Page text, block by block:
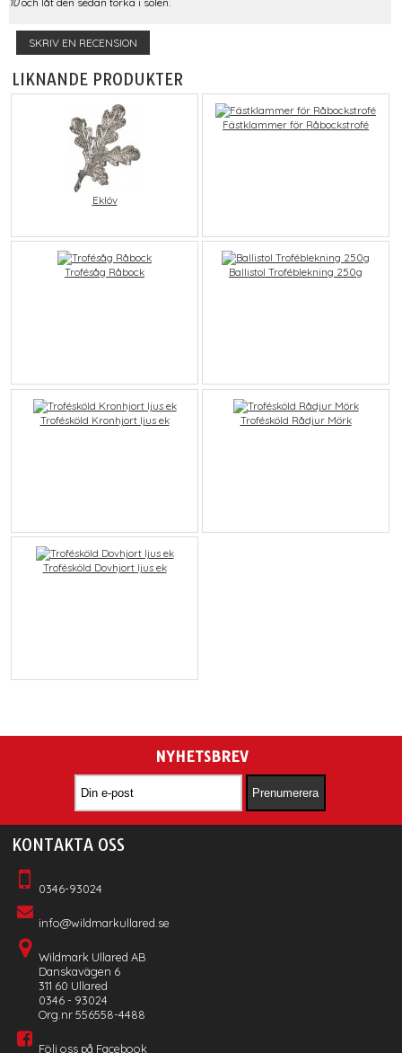
SKRIV EN RECENSION
LIKNANDE PRODUKTER
Eklöv
Fästklammer för Råbockstrofé
Trofésåg Råbock Ballistol Troféblekning 250g
Trofésköld Kronhjort ljus ek Trofésköld Rådjur Mörk
Trofésköld Dovhjort ljus ek
NYHETSBREV
KONTAKTA OSS
0346-93024
info@wildmarkullared.se
Wildmark Ullared AB
Danskavägen 6
311 60 Ullared
0346 - 93024
Org.nr 556558-4488
Följ oss på Facebook